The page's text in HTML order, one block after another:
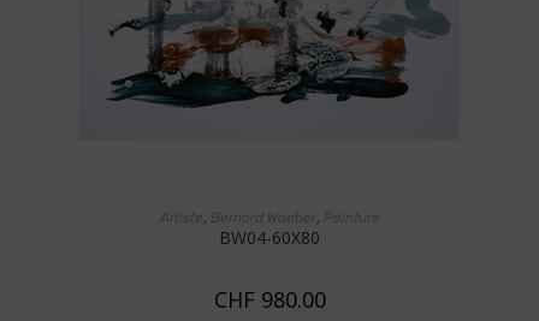
Artiste, Bernard Waeber , Peinture
BW04-60X80
CHF 980.00